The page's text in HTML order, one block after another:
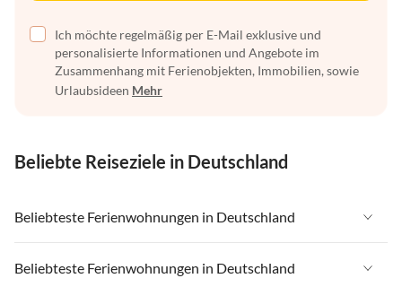
Ich möchte regelmäßig per E-Mail exklusive und
personalisierte Informationen und Angebote im
Zusammenhang mit Ferienobjekten, Immobilien, sowie
Urlaubsideen Mehr
Beliebte Reiseziele in Deutschland
Beliebteste Ferienwohnungen in Deutschland
Ferienwohnungen in Deutschland
Beliebteste Ferienwohnungen in Deutschland